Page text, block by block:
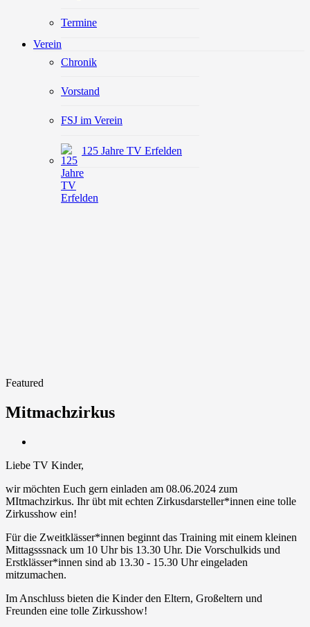
Termine
Verein
Chronik
Vorstand
FSJ im Verein
125 Jahre TV Erfelden
Featured
Mitmachzirkus
Liebe TV Kinder,
wir möchten Euch gern einladen am 08.06.2024 zum
MItmachzirkus. Ihr übt mit echten Zirkusdarsteller*innen eine tolle
Zirkusshow ein!
Für die Zweitklässer*innen beginnt das Training mit einem kleinen
Mittagsssnack um 10 Uhr bis 13.30 Uhr. Die Vorschulkids und
Erstklässer*innen sind ab 13.30 - 15.30 Uhr eingeladen
mitzumachen.
Im Anschluss bieten die Kinder den Eltern, Großeltern und
Freunden eine tolle Zirkusshow!